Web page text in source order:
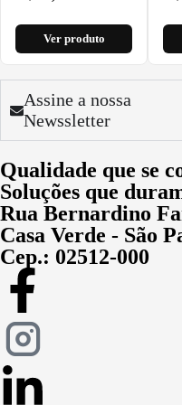
Ver produto
Assine a nossa
Newssletter
Qualidade que se
Soluções que
Rua Bernardino
Casa Verde - São
Cep.: 02512-000